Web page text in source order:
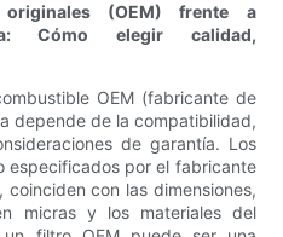
(OEM) frente a
Cómo elegir calidad,
OEM (fabricante de
depende de la compatibilidad,
de garantía. Los
especificados por el fabricante
con las dimensiones,
micras y los materiales del